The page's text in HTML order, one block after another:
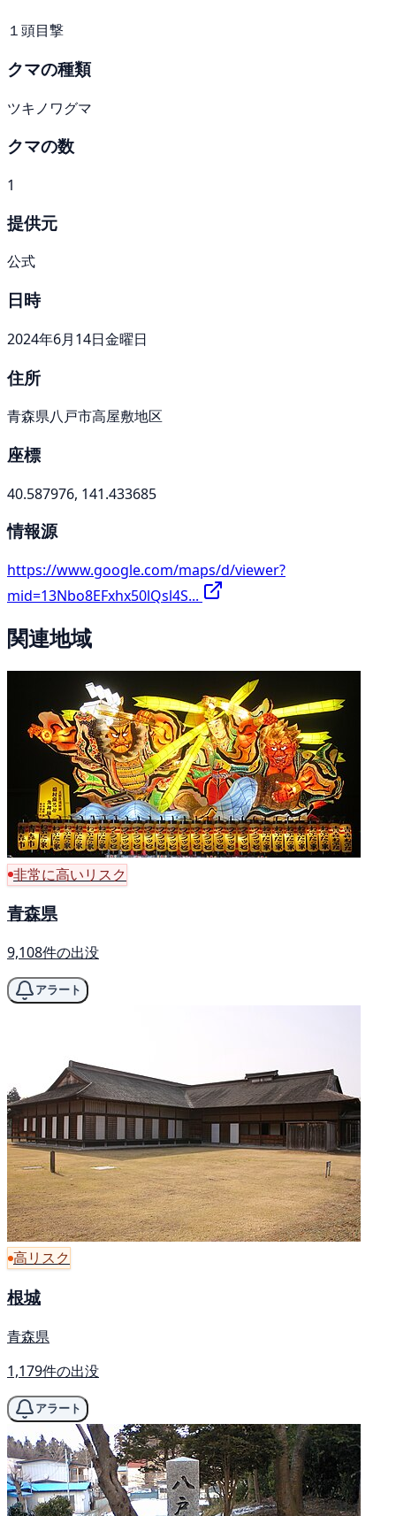
１頭目撃
クマの種類
ツキノワグマ
クマの数
1
提供元
公式
日時
2024年6月14日金曜日
住所
青森県八戸市高屋敷地区
座標
40.587976, 141.433685
情報源
https://www.google.com/maps/d/viewer?
mid=13Nbo8EFxhx50lQsl4S...
関連地域
非常に高いリスク
青森県
9,108件の出没
アラート
高リスク
根城
青森県
1,179件の出没
アラート